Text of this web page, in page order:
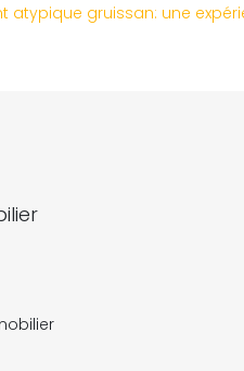
atypique gruissan: une